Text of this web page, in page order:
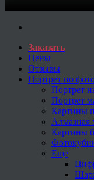
Заказать
Цены
Отзывы
Портрет по
Портрет
Портрет
Картины
Алмазная
Картины
Еще